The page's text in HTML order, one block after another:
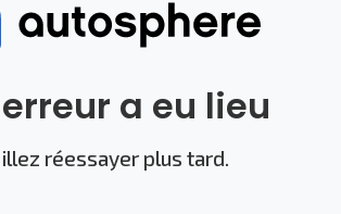
a eu lieu
réessayer plus tard.